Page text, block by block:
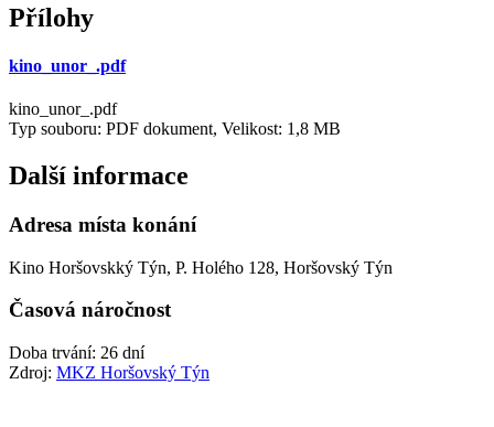
Přílohy
kino_unor_.pdf
kino_unor_.pdf
Typ souboru: PDF dokument, Velikost: 1,8 MB
Další informace
Adresa místa konání
Kino Horšovskký Týn, P. Holého 128, Horšovský Týn
Časová náročnost
Doba trvání: 26 dní
Zdroj: MKZ Horšovský Týn